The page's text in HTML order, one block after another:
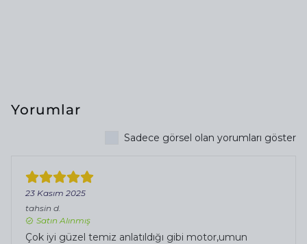
Yorumlar
Sadece görsel olan yorumları göster
23 Kasım 2025
tahsin d.
Satın Alınmış
Çok iyi güzel temiz anlatıldığı gibi motor,umun